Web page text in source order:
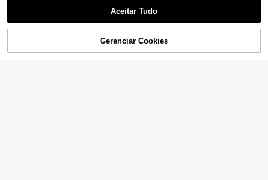
COMPRE AGORA
Aceitar Tudo
Gerenciar Cookies